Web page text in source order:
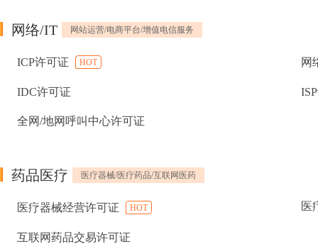
网络/IT 网站运营/电商平台/增值电信服务
ICP许可证 HOT 网
IDC许可证
全网/地网呼叫中心许可证
药品医疗 医疗器械/医疗药品/互联网医药
医疗器械经营许可证 HOT 医
互联网药品交易许可证